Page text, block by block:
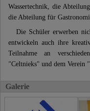
Wassertechnik, die
die Abteilung für
Die Schüler erwerben
entwickeln auch ihre
Teilnahme an
"Celtnieks" und dem Verein
Galerie